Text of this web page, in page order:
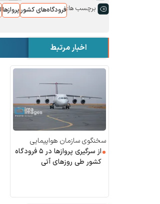
برچسب ها:فرودگاه‌های کشورپروازها
اخبار مرتبط
سخنگوی سازمان هواپیمایی
کشوری خبر داد:
از سرگیری پرواز‌ها در ۵ فرودگاه
کشور طی روز‌های آتی